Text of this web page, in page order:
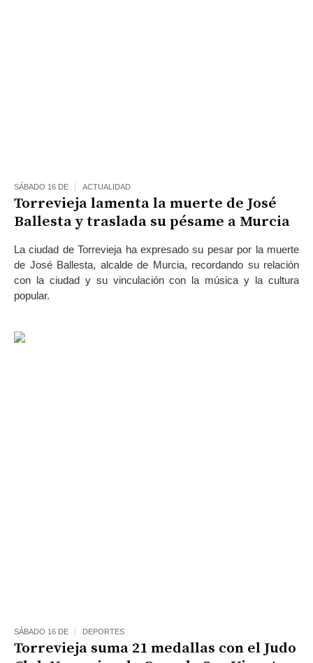
SÁBADO 16 DE ACTUALIDAD
Torrevieja lamenta la muerte de José
Ballesta y traslada su pésame a Murcia
La ciudad de Torrevieja ha expresado su pesar por la muerte
de José Ballesta, alcalde de Murcia, recordando su relación
con la ciudad y su vinculación con la música y la cultura
popular.
SÁBADO 16 DE DEPORTES
Torrevieja suma 21 medallas con el Judo